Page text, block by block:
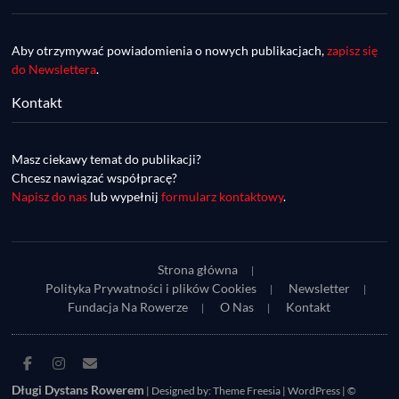
- zaprasza Mateusz Szafraniec. Dwie
samochwałki
DDR #73 [info] - UltraCup: nie będzie imprezy
Aby otrzymywać powiadomienia o nowych publikacjach,zapisz się
do Newslettera.
Kontakt
Masz ciekawy temat do publikacji?
Chcesz nawiązać współpracę?
Napisz do nas lub wypełnijformularz kontaktowy.
Strona główna
Polityka Prywatności i plików Cookies
Newsletter
Fundacja Na Rowerze
O Nas Kontakt
Facebook
Instagram
E-
mail
Długi Dystans Rowerem | Designed by:Theme Freesia |WordPress | ©